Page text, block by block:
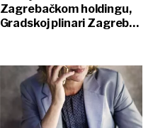
Zagrebačkom holdingu,
Gradskoj plinari Zagreb…